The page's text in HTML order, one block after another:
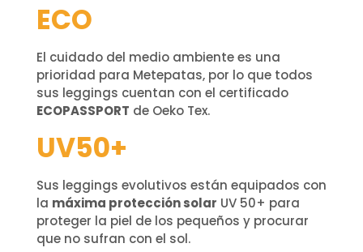
ECO
El cuidado del medio ambiente es una
prioridad para Metepatas, por lo que todos
sus leggings cuentan con el certificado
ECOPASSPORT de Oeko Tex.
UV50+
Sus leggings evolutivos están equipados con
la máxima protección solar UV 50+ para
proteger la piel de los pequeños y procurar
que no sufran con el sol.